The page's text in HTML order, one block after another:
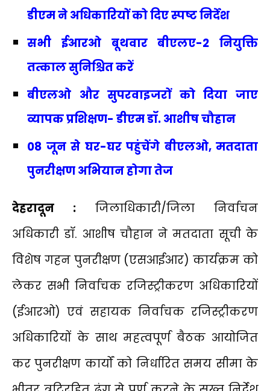
डीएम ने अधिकारियों को दिए स्पष्ट निर्देश
सभी ईआरओ बूथवार बीएलए-2 नियुक्ति
तत्काल सुनिश्चित करें
बीएलओ और सुपरवाइजरों को दिया जाए
व्यापक प्रशिक्षण- डीएम डॉ. आशीष चौहान
08 जून से घर-घर पहुंचेंगे बीएलओ, मतदाता
पुनरीक्षण अभियान होगा तेज
देहरादून : जिलाधिकारी/जिला निर्वाचन
अधिकारी डॉ. आशीष चौहान ने मतदाता सूची के
विशेष गहन पुनरीक्षण (एसआईआर) कार्यक्रम को
लेकर सभी निर्वाचक रजिस्ट्रीकरण अधिकारियों
(ईआरओ) एवं सहायक निर्वाचक रजिस्ट्रीकरण
अधिकारियों के साथ महत्वपूर्ण बैठक आयोजित
कर पुनरीक्षण कार्यों को निर्धारित समय सीमा के